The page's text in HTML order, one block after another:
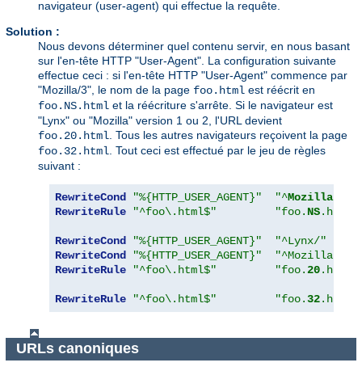
navigateur (user-agent) qui effectue la requête.
Solution :
Nous devons déterminer quel contenu servir, en nous basant
sur l'en-tête HTTP "User-Agent". La configuration suivante
effectue ceci : si l'en-tête HTTP "User-Agent" commence par
"Mozilla/3", le nom de la page foo.html est réécrit en
foo.NS.html et la réécriture s'arrête. Si le navigateur est
"Lynx" ou "Mozilla" version 1 ou 2, l'URL devient
foo.20.html . Tous les autres navigateurs reçoivent la page
foo.32.html . Tout ceci est effectué par le jeu de règles
suivant :
RewriteCond "%{HTTP_USER_AGENT}" "^Mozilla/3
RewriteRule
"^foo\.html$" "foo. NS.html"
RewriteCond "%{HTTP_USER_AGENT}" "^Lynx/"
RewriteCond
"%{HTTP_USER_AGENT}"
"^Mozilla/
RewriteRule
"^foo\.html$" "foo.20.html"
RewriteRule "^foo\.html$" "foo.32.html"
URLs canoniques